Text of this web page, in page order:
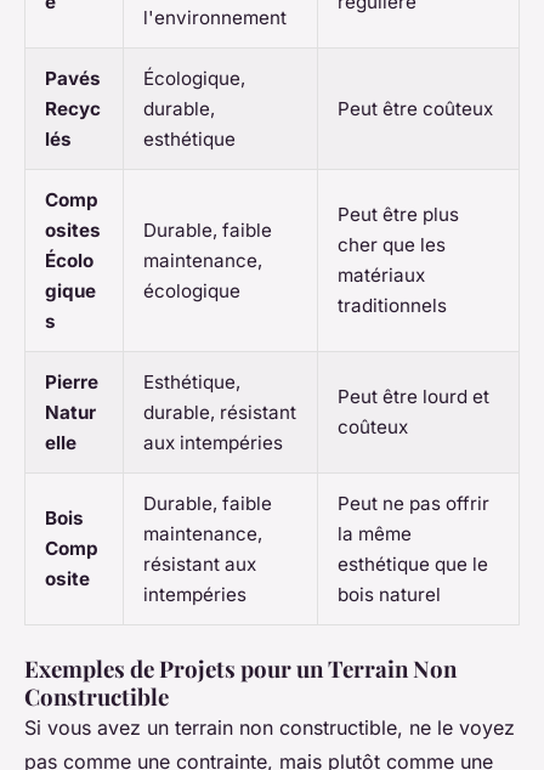
l'environnement
Pavés
Recyc
lés
Écologique,
durable,
esthétique
Peut être coûteux
Comp
osites
Écolo
gique
s
Durable, faible
maintenance,
écologique
Peut être plus
cher que les
matériaux
traditionnels
Pierre
Natur
elle
Esthétique,
durable, résistant
aux intempéries
Peut être lourd et
coûteux
Bois
Comp
osite
Durable, faible
maintenance,
résistant aux
intempéries
Peut ne pas offrir
la même
esthétique que le
bois naturel
Exemples de Projets pour un Terrain Non
Constructible
Si vous avez un terrain non constructible, ne le voyez
pas comme une contrainte, mais plutôt comme une